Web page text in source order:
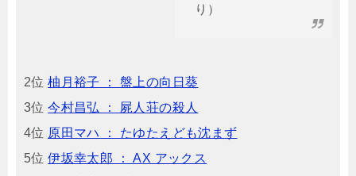
り）
2位柚月裕子 ： 盤上の向日葵
3位今村昌弘 ： 屍人荘の殺人
4位 原田マハ ： たゆたえども沈まず
5位伊坂幸太郎 ： AX アックス